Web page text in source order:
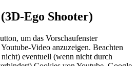
Ego Shooter)